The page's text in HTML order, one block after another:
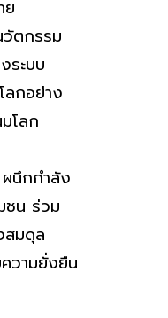
ย
ตกรรม
ระบบ
ลกอย่าง
โลก
ผนึกกำลัง
ชน ร่วม
สมดุล
ความยั่งยืน